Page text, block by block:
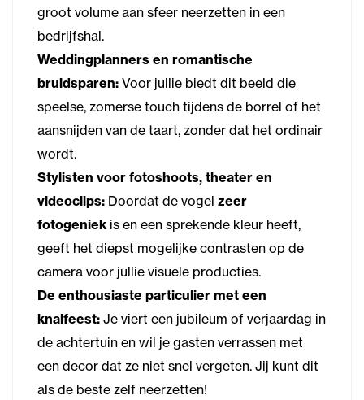
groot volume aan sfeer neerzetten in een
bedrijfshal.
Weddingplanners en romantische
bruidsparen: Voor jullie biedt dit beeld die
speelse, zomerse touch tijdens de borrel of het
aansnijden van de taart, zonder dat het ordinair
wordt.
Stylisten voor fotoshoots, theater en
videoclips: Doordat de vogel zeer
fotogeniek is en een sprekende kleur heeft,
geeft het diepst mogelijke contrasten op de
camera voor jullie visuele producties.
De enthousiaste particulier met een
knalfeest: Je viert een jubileum of verjaardag in
de achtertuin en wil je gasten verrassen met
een decor dat ze niet snel vergeten. Jij kunt dit
als de beste zelf neerzetten!